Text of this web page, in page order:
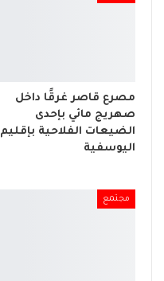
مصرع قاصر غرقًا داخل
صهريج مائي بإحدى
الضيعات الفلاحية بإقليم
اليوسفية
مجتمع